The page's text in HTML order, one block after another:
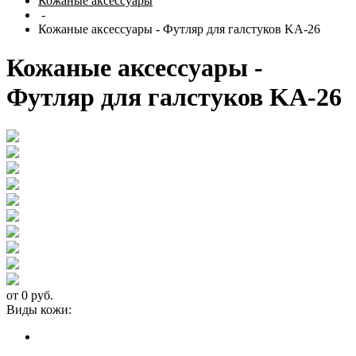
-
Кожаные аксессуары - Футляр для галстуков KA-26
Кожаные аксессуары -
Футляр для галстуков KA-26
от 0 руб.
Виды кожи: